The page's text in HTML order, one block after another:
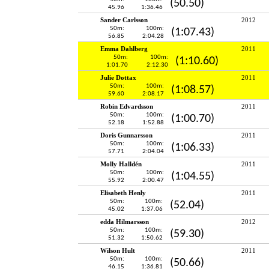
45.96
1:36.46
(50.50)
Sander Carlsson 2012
50m:
56.85
100m:
2:04.28
(1:07.43)
Emma Dahlberg 2011
50m:
1:01.70
100m:
2:12.30
(1:10.60)
Julie Dottax 2011
50m:
59.60
100m:
2:08.17
(1:08.57)
Robin Edvardsson 2011
50m:
52.18
100m:
1:52.88
(1:00.70)
Doris Gunnarsson 2011
50m:
57.71
100m:
2:04.04
(1:06.33)
Molly Halldén 2011
50m:
55.92
100m:
2:00.47
(1:04.55)
Elisabeth Henly 2011
50m:
45.02
100m:
1:37.06
(52.04)
edda Hilmarsson 2012
50m:
51.32
100m:
1:50.62
(59.30)
Wilson Hult 2011
50m:
46.15
100m:
1:36.81
(50.66)